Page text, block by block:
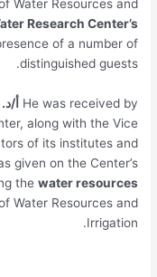
of Water
Water Research
the presence of a
distinguished
He was أ/د. شريف
Center, along with the
Directors of its
was given on the
thewater
of Water